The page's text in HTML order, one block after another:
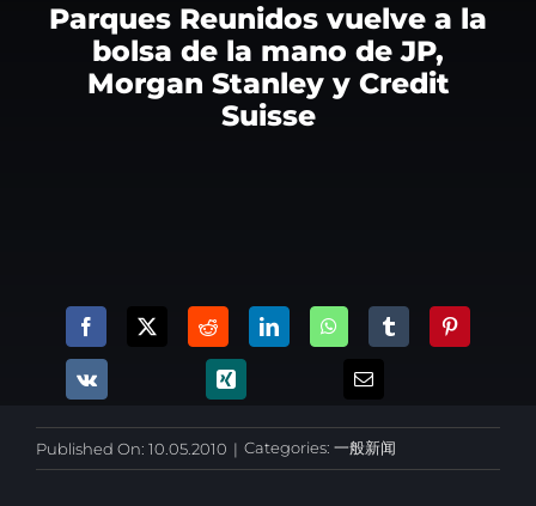
Parques Reunidos vuelve a la
bolsa de la mano de JP,
Morgan Stanley y Credit
Suisse
Published On: 10.05.2010 | Categories: 一般新闻